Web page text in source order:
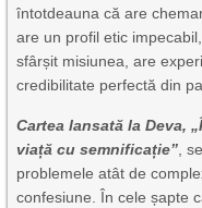
întotdeauna că are
are un profil etic
sfârșit misiunea, are
credibilitate perfectă din
Cartea lansată la Deva,
viață cu semnificație”,
problemele atât de
confesiune. În cele șapte